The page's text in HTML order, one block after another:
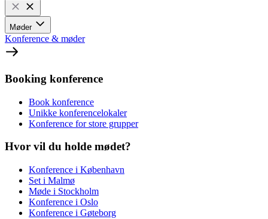
Møder
Konference & møder
Booking konference
Book konference
Unikke konferencelokaler
Konference for store grupper
Hvor vil du holde mødet?
Konference i København
Set i Malmø
Møde i Stockholm
Konference i Oslo
Konference i Gøteborg